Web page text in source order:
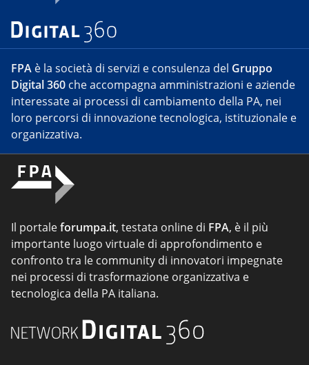
FPA è la società di servizi e consulenza del Gruppo
Digital 360 che accompagna amministrazioni e aziende
interessate ai processi di cambiamento della PA, nei
loro percorsi di innovazione tecnologica, istituzionale e
organizzativa.
Il portaleforumpa.it, testata online di FPA, è il più
importante luogo virtuale di approfondimento e
confronto tra le community di innovatori impegnate
nei processi di trasformazione organizzativa e
tecnologica della PA italiana.